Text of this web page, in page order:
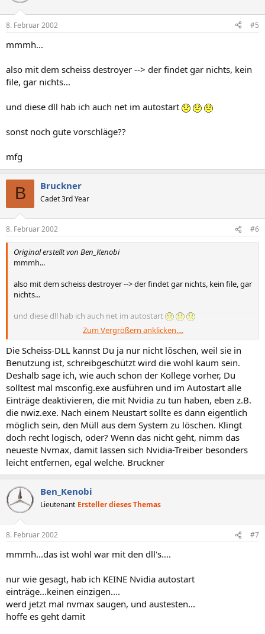
8. Februar 2002 #5
mmmh...
also mit dem scheiss destroyer --> der findet gar nichts, kein
file, gar nichts...
und diese dll hab ich auch net im autostart
sonst noch gute vorschläge??
mfg
B Bruckner
Cadet 3rd Year
8. Februar 2002 #6
Original erstellt von Ben_Kenobi
mmmh...
also mit dem scheiss destroyer --> der findet gar nichts, kein file, gar
nichts...
und diese dll hab ich auch net im autostart
sonst noch gute vorschläge??
mfg
Zum Vergrößern anklicken....
Die Scheiss-DLL kannst Du ja nur nicht löschen, weil sie in
Benutzung ist, schreibgeschützt wird die wohl kaum sein.
Deshalb sage ich, wie auch schon der Kollege vorher, Du
solltest mal msconfig.exe ausführen und im Autostart alle
Einträge deaktivieren, die mit Nvidia zu tun haben, eben z.B.
die nwiz.exe. Nach einem Neustart sollte es dann eigentlich
möglich sein, den Müll aus dem System zu löschen. Klingt
doch recht logisch, oder? Wenn das nicht geht, nimm das
neueste Nvmax, damit lassen sich Nvidia-Treiber besonders
leicht entfernen, egal welche. Bruckner
Ben_Kenobi
Lieutenant Ersteller dieses Themas
8. Februar 2002 #7
mmmh...das ist wohl war mit den dll's....
nur wie gesagt, hab ich KEINE Nvidia autostart
einträge...keinen einzigen....
werd jetzt mal nvmax saugen, und austesten...
hoffe es geht damit